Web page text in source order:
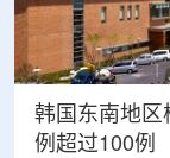
韩国东南地区
例超过100例